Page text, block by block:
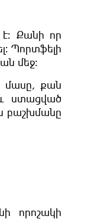
Քանի որ
Պորտֆելի
մեջ։
մասը, քան
ստացված
բաշխմանը
որոշակի